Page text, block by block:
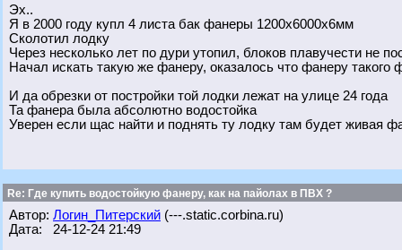
Эх..
Я в 2000 году купл 4 листа бак фанеры 1200х6000х6мм
Сколотил лодку
Через несколько лет по дури утопил, блоков плавучести не
Начал искать такую же фанеру, оказалось что фанеру
И да обрезки от постройки той лодки лежат на улице 24 года
Та фанера была абсолютно водостойка
Уверен если щас найти и поднять ту лодку там будет живая
Re: Где купить водостойкую фанеру, как на пайолах в ПВХ ?
Автор: Логин_Питерский (---.static.corbina.ru)
Дата: 24-12-24 21:49